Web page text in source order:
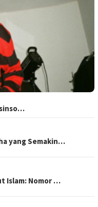
yang Semakin…
Islam: Nomor …